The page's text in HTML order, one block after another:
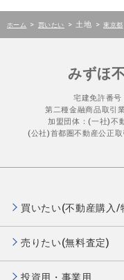
ホーム > 買いたい > 土地 > 東京都
みずほ
宅建免許番
第二種金融商品取引
加盟団体：(一社)
(公社)首都圏不動産公正
買いたい(不動産購入/
売りたい(無料査定)
投資用・事業用